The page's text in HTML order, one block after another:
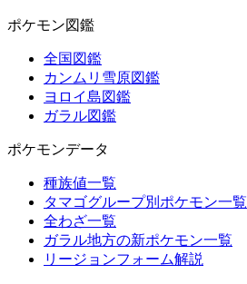
ポケモン図鑑
全国図鑑
カンムリ雪原図鑑
ヨロイ島図鑑
ガラル図鑑
ポケモンデータ
種族値一覧
タマゴグループ別ポケモン一覧
全わざ一覧
ガラル地方の新ポケモン一覧
リージョンフォーム解説